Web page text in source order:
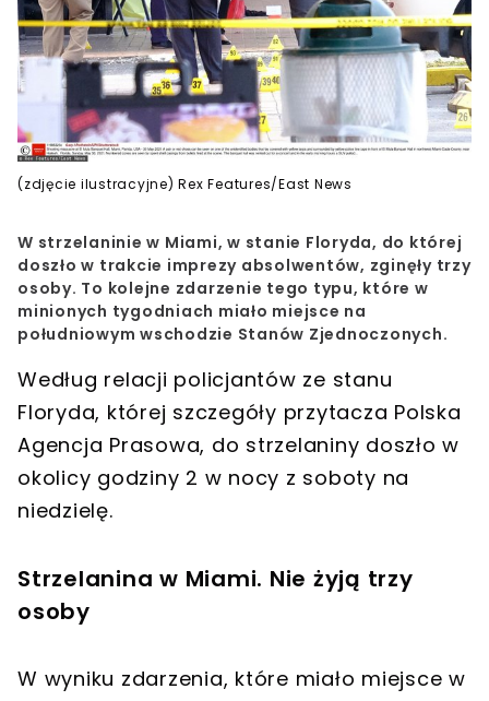
(zdjęcie ilustracyjne) Rex Features/East News
W strzelaninie w Miami, w stanie Floryda, do której
doszło w trakcie imprezy absolwentów, zginęły trzy
osoby. To kolejne zdarzenie tego typu, które w
minionych tygodniach miało miejsce na
południowym wschodzie Stanów Zjednoczonych.
Według relacji policjantów ze stanu
Floryda, której szczegóły przytacza Polska
Agencja Prasowa, do strzelaniny doszło w
okolicy godziny 2 w nocy z soboty na
niedzielę.
Strzelanina w Miami. Nie żyją trzy
osoby
W wyniku zdarzenia, które miało miejsce w